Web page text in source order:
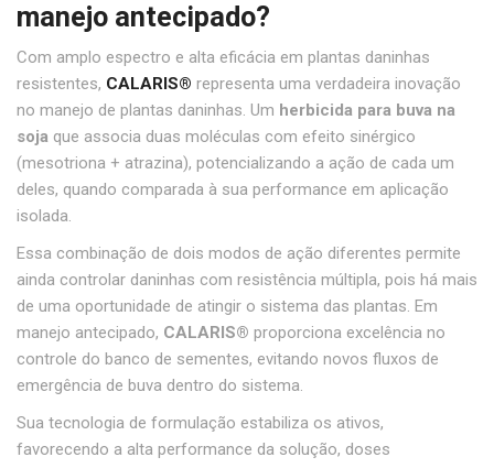
manejo antecipado?
Com amplo espectro e alta eficácia em plantas daninhas
resistentes, CALARIS® representa uma verdadeira inovação
no manejo de plantas daninhas. Um herbicida para buva na
soja que associa duas moléculas com efeito sinérgico
(mesotriona + atrazina), potencializando a ação de cada um
deles, quando comparada à sua performance em aplicação
isolada.
Essa combinação de dois modos de ação diferentes permite
ainda controlar daninhas com resistência múltipla, pois há mais
de uma oportunidade de atingir o sistema das plantas. Em
manejo antecipado, CALARIS® proporciona excelência no
controle do banco de sementes, evitando novos fluxos de
emergência de buva dentro do sistema.
Sua tecnologia de formulação estabiliza os ativos,
favorecendo a alta performance da solução, doses